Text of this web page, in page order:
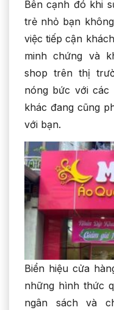
Bên cạnh đó khi
trẻ nhỏ bạn
việc tiếp cận
minh chứng và
shop trên thị
nóng bức với
khác đang cũng
với bạn.
Biển hiệu cửa
những hình thức
ngân sách và